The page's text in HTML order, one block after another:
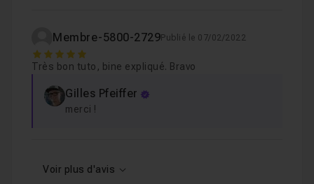
Membre-5800-2729Publié le 07/02/2022
5
Très bon tuto, bine expliqué. Bravo
Gilles Pfeiffer
merci !
Voir plus d'avis